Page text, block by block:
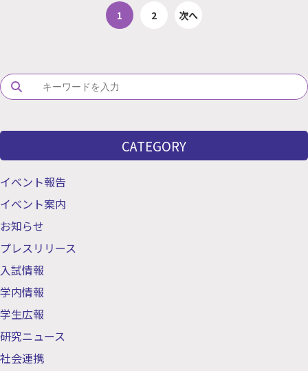
投稿のページ送り
1 2 次へ
Search
CATEGORY
イベント報告
イベント案内
お知らせ
プレスリリース
入試情報
学内情報
学生広報
研究ニュース
社会連携